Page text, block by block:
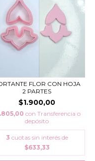
FLOR CON HOJA
2 PARTES
$1.900,00
con Transferencia o
depósito
3 cuotas sin interés de
$633,33